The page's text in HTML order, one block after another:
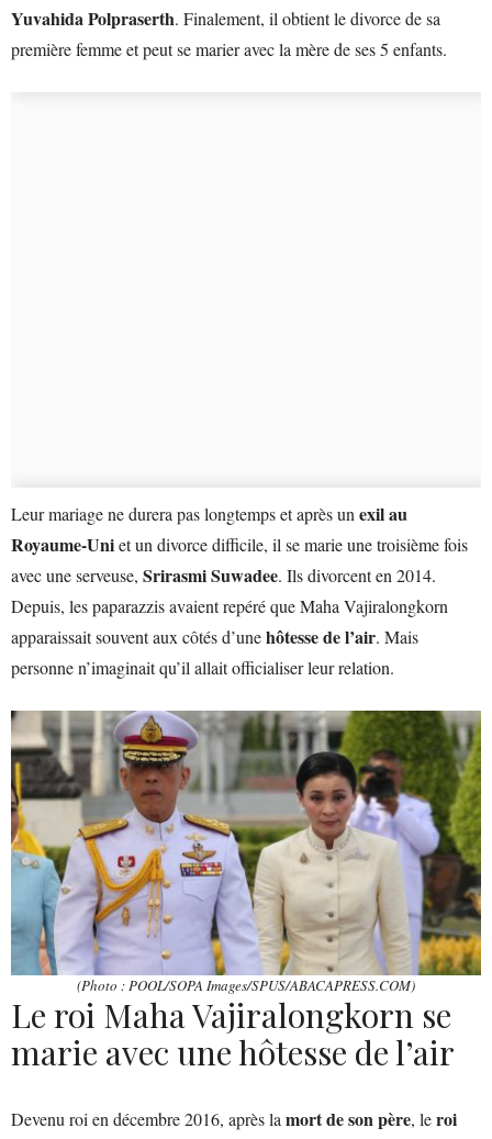
Yuvahida Polpraserth. Finalement, il obtient le divorce de sa
première femme et peut se marier avec la mère de ses 5 enfants.
Leur mariage ne durera pas longtemps et après un exil au
Royaume-Uniet un divorce difficile, il se marie une troisième fois
avec une serveuse, Srirasmi Suwadee. Ils divorcent en 2014.
Depuis, les paparazzis avaient repéré que Maha Vajiralongkorn
apparaissait souvent aux côtés d’unehôtesse de l’air. Mais
personne n’imaginait qu’il allait officialiser leur relation.
(Photo : POOL/SOPA Images/SPUS/ABACAPRESS.COM)
Le roi Maha Vajiralongkorn se
marie avec une hôtesse de l’air
Devenu roi en décembre 2016, après la mort de son père, leroi